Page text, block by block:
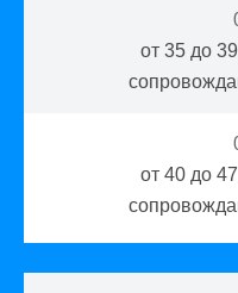
от 35 до 39
от 40 до 47